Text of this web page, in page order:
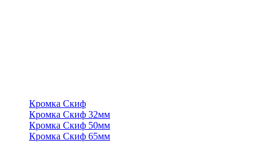
Кромка Скиф
Кромка Скиф 32мм
Кромка Скиф 50мм
Кромка Скиф 65мм